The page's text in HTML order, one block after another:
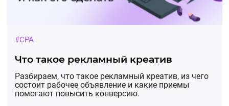
#CPA
Что такое рекламный креатив
Разбираем, что такое рекламный креатив, из чего
состоит рабочее объявление и какие приемы
помогают повысить конверсию.